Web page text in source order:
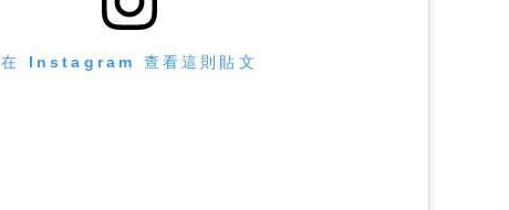
在 Instagram 查看這則貼文